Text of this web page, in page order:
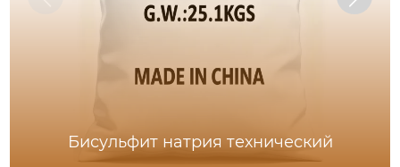
Бисульфит натрия технический